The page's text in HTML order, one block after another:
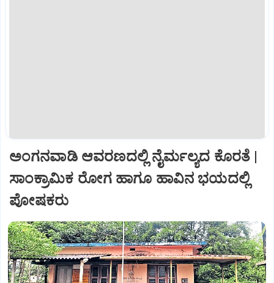
ಅಂಗನವಾಡಿ ಆವರಣದಲ್ಲಿ ನೈರ್ಮಲ್ಯದ ಕೊರತೆ |
ಸಾಂಕ್ರಾಮಿಕ ರೋಗ ಹಾಗೂ ಹಾವಿನ ಭಯದಲ್ಲಿ
ಪೋಷಕರು